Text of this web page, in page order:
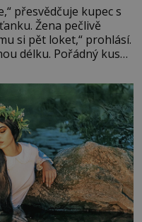
přesvědčuje kupec s
Žena pečlivě
si pět loket,“ prohlásí.
délku. Pořádný kus
zhodnotí švadlena
vás, podívejte.“